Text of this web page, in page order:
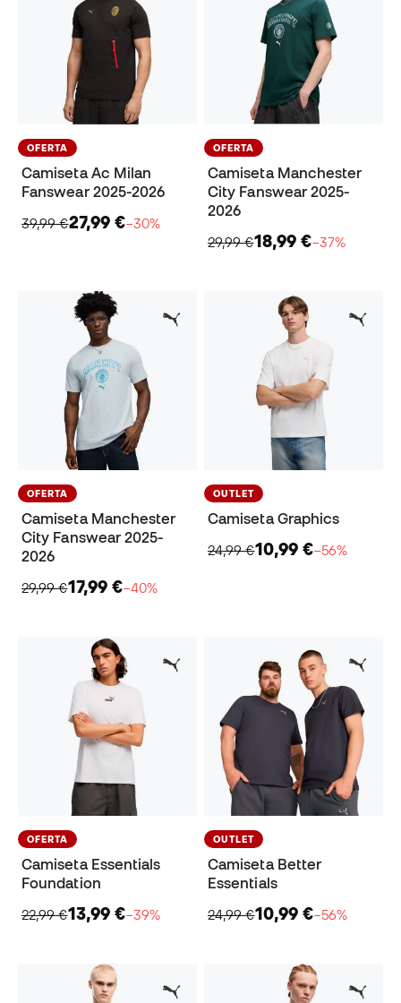
OFERTA
Camiseta Ac Milan
Fanswear 2025-2026
39,99 €27,99 €−30%
OFERTA
Camiseta Manchester
City Fanswear 2025-
2026
29,99 €18,99 €−37%
OFERTA
Camiseta Manchester
City Fanswear 2025-
2026
29,99 €17,99 €−40%
OUTLET
Camiseta Graphics
24,99 €10,99 €−56%
OFERTA
Camiseta Essentials
Foundation
22,99 €13,99 €−39%
OUTLET
Camiseta Better
Essentials
24,99 €10,99 €−56%